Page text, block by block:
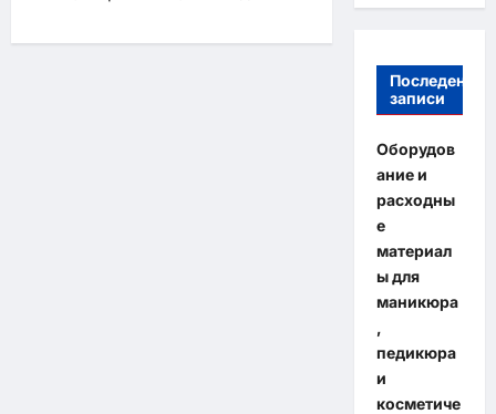
Последение
записи
Оборудов
ание и
расходны
е
материал
ы для
маникюра
,
педикюра
и
косметиче